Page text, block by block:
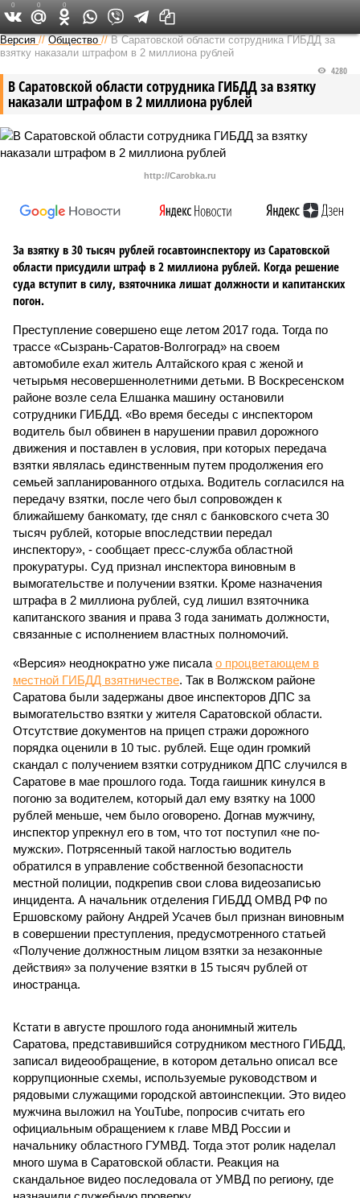
Версия в Саратове
Версия //Общество //В Саратовской области сотрудника ГИБДД за
взятку наказали штрафом в 2 миллиона рублей
В Саратовской области сотрудника ГИБДД за взятку
наказали штрафом в 2 миллиона рублей
4280
http://Carobka.ru
За взятку в 30 тысяч рублей госавтоинспектору из Саратовской
области присудили штраф в 2 миллиона рублей. Когда решение
суда вступит в силу, взяточника лишат должности и капитанских
погон.
Преступление совершено еще летом 2017 года. Тогда по
трассе «Сызрань-Саратов-Волгоград» на своем
автомобиле ехал житель Алтайского края с женой и
четырьмя несовершеннолетними детьми. В Воскресенском
районе возле села Елшанка машину остановили
сотрудники ГИБДД. «Во время беседы с инспектором
водитель был обвинен в нарушении правил дорожного
движения и поставлен в условия, при которых передача
взятки являлась единственным путем продолжения его
семьей запланированного отдыха. Водитель согласился на
передачу взятки, после чего был сопровожден к
ближайшему банкомату, где снял с банковского счета 30
тысяч рублей, которые впоследствии передал
инспектору», - сообщает пресс-служба областной
прокуратуры. Суд признал инспектора виновным в
вымогательстве и получении взятки. Кроме назначения
штрафа в 2 миллиона рублей, суд лишил взяточника
капитанского звания и права 3 года занимать должности,
связанные с исполнением властных полномочий.
«Версия» неоднократно уже писала о процветающем в
местной ГИБДД взятничестве. Так в Волжском районе
Саратова были задержаны двое инспекторов ДПС за
вымогательство взятки у жителя Саратовской области.
Отсутствие документов на прицеп стражи дорожного
порядка оценили в 10 тыс. рублей. Еще один громкий
скандал с получением взятки сотрудником ДПС случился в
Саратове в мае прошлого года. Тогда гаишник кинулся в
погоню за водителем, который дал ему взятку на 1000
рублей меньше, чем было оговорено. Догнав мужчину,
инспектор упрекнул его в том, что тот поступил «не по-
мужски». Потрясенный такой наглостью водитель
обратился в управление собственной безопасности
местной полиции, подкрепив свои слова видеозаписью
инцидента. А начальник отделения ГИБДД ОМВД РФ по
Ершовскому району Андрей Усачев был признан виновным
в совершении преступления, предусмотренного статьей
«Получение должностным лицом взятки за незаконные
действия» за получение взятки в 15 тысяч рублей от
иностранца.
Кстати в августе прошлого года анонимный житель
Саратова, представившийся сотрудником местного ГИБДД,
записал видеообращение, в котором детально описал все
коррупционные схемы, используемые руководством и
рядовыми служащими городской автоинспекции. Это видео
мужчина выложил на YouTube, попросив считать его
официальным обращением к главе МВД России и
начальнику областного ГУМВД. Тогда этот ролик наделал
много шума в Саратовской области. Реакция на
скандальное видео последовала от УМВД по региону, где
0 0 0